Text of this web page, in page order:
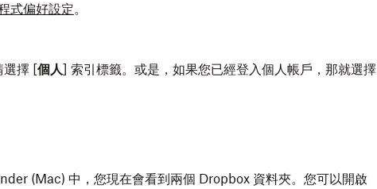
式偏好設定。
選擇 [個人] 索引標籤。或是，如果您已經登入個人帳戶，那就選擇
(Mac) 中，您現在會看到兩個 Dropbox 資料夾。您可以開啟